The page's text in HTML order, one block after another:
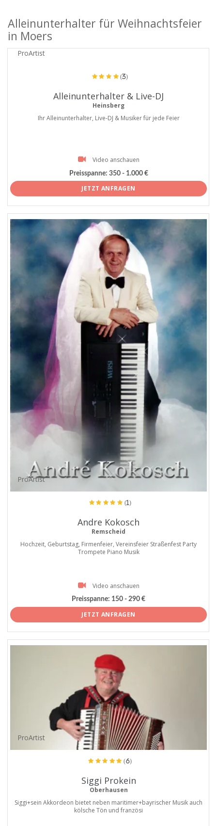
Alleinunterhalter für Weihnachtsfeier
in Moers
ProArtist
(3)
Alleinunterhalter & Live-DJ
Heinsberg
Ihr Alleinunterhalter, Live-DJ & Musiker für jede Feier
Video anschauen
Preisspanne: 350 - 1.000 €
JETZT ANFRAGEN
ProArtist
(1)
Andre Kokosch
Remscheid
Hochzeit, Geburtstag, Firmenfeier, Vereinsfeier Straßenfest Party
Trompete Piano Musik
Video anschauen
Preisspanne: 150 - 290 €
JETZT ANFRAGEN
ProArtist
(6)
Siggi Prokein
Oberhausen
Siggi+sein Akkordeon bietet neben maritimer+bayrischer Musik auch
kölsche Tön und französi